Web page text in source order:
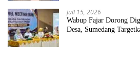
Juli 15, 2026
Wabup Fajar Dorong
Desa, Sumedang